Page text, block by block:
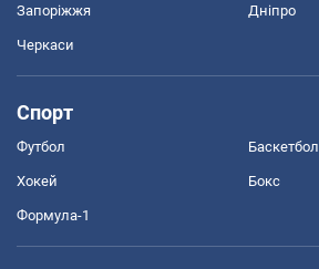
Запоріжжя Дніпро
Черкаси
Спорт
Футбол Баскетбол
Хокей Бокс
Формула-1